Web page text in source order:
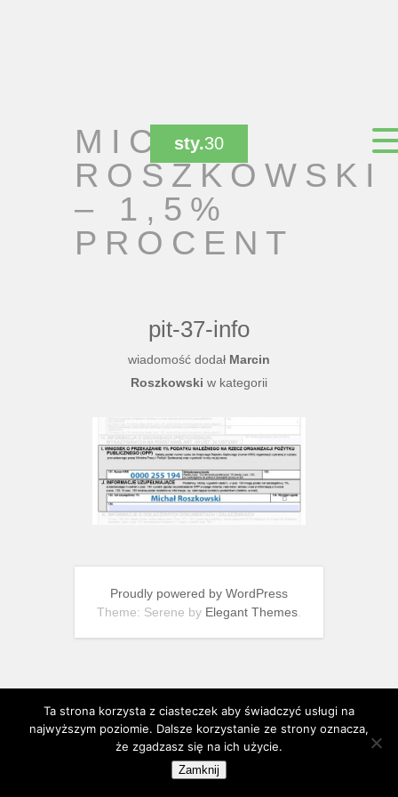
MICHAŁ
ROSZKOWSKI
– 1,5%
PROCENT
pit-37-info
wiadomość dodał Marcin
Roszkowski w kategorii
sty.30
Proudly powered by WordPress
Theme: Serene by Elegant Themes
Ta strona korzysta z ciasteczek aby świadczyć usługi na
najwyższym poziomie. Dalsze korzystanie ze strony oznacza,
że zgadzasz się na ich użycie.
Zamknij